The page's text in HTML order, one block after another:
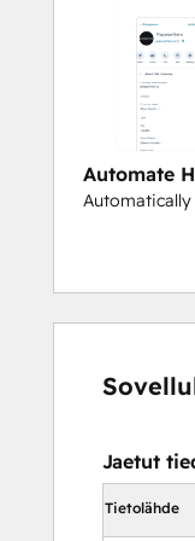
Automate
Jaetut
Tietolähde